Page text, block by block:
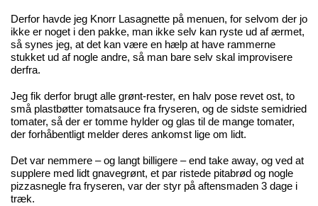
Derfor havde jeg Knorr Lasagnette på menuen, for selvom der jo
ikke er noget i den pakke, man ikke selv kan ryste ud af ærmet,
så synes jeg, at det kan være en hælp at have rammerne
stukket ud af nogle andre, så man bare selv skal improvisere
derfra.
Jeg fik derfor brugt alle grønt-rester, en halv pose revet ost, to
små plastbøtter tomatsauce fra fryseren, og de sidste semidried
tomater, så der er tomme hylder og glas til de mange tomater,
der forhåbentligt melder deres ankomst lige om lidt.
Det var nemmere – og langt billigere – end take away, og ved at
supplere med lidt gnavegrønt, et par ristede pitabrød og nogle
pizzasnegle fra fryseren, var der styr på aftensmaden 3 dage i
træk.